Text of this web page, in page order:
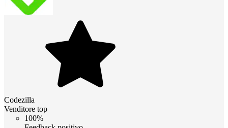
Codezilla
Venditore top
100%